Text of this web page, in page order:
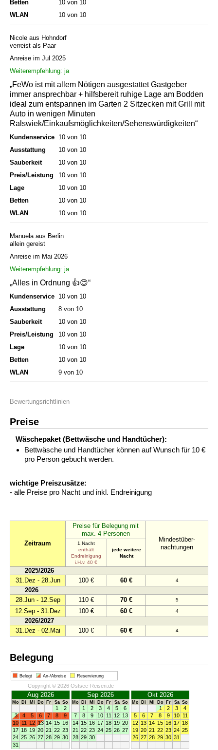
Betten
10 von 10
WLAN
10 von 10
Nicole aus Hohndorf
verreist als Paar
Anreise im Jul 2025
Weiterempfehlung: ja
„FeWo ist mit allem Nötigen ausgestattet Gastgeber
immer ansprechbar + hilfsbereit ruhige Lage am Bodden
ideal zum entspannen im Garten 2 Sitzecken mit Grill mit
Auto in wenigen Minuten
Ralswiek/Einkaufsmöglichkeiten/Sehenswürdigkeiten“
Kundenservice 10 von 10
Ausstattung
10 von 10
Sauberkeit
10 von 10
Preis/Leistung
10 von 10
Lage
10 von 10
Betten
10 von 10
WLAN
10 von 10
Manuela aus Berlin
allein gereist
Anreise im Mai 2026
Weiterempfehlung: ja
„Alles in Ordnung 👍😊“
Kundenservice 10 von 10
Ausstattung
8 von 10
Sauberkeit
10 von 10
Preis/Leistung
10 von 10
Lage
10 von 10
Betten
10 von 10
WLAN
9 von 10
Bewertungsrichtlinien
Preise
Wäschepaket (Bettwäsche und Handtücher):
Bettwäsche und Handtücher können auf Wunsch für 10 €
pro Person gebucht werden.
wichtige Preiszusätze:
- alle Preise pro Nacht und inkl. Endreinigung
Zeitraum
Preise für Belegung mit
max. 4 Personen
Mindestüber-
nachtungen
1.Nacht
enthält
Endreinigung
i.H.v. 40 €
jede weitere
Nacht
2025/2026
31.Dez - 28.Jun
100 € 60 € 4
2026
28.Jun - 12.Sep
110 € 70 € 5
12.Sep - 31.Dez 100 € 60 € 4
2026/2027
31.Dez - 02.Mai
100 € 60 € 4
Belegung
Belegt An-/Abreise Reservierung
Copyright © 2026 Ostsee-Reisen.de
Aug 2026
Mo Di Mi Do Fr Sa So
1
2
3
4 5 6 7 8
9
10 11 12 13 14 15 16
17 18 19 20 21 22 23
24 25 26 27 28 29 30
31
Sep 2026
Mo Di Mi Do Fr Sa So
1 2 3 4 5
6
7
8 9 10 11 12 13
14 15 16 17 18 19 20
21 22 23 24 25 26 27
28 29 30
Okt 2026
Mo Di Mi Do Fr Sa So
1 2 3
4
5
6 7 8 9 10 11
12 13 14 15 16 17 18
19 20 21 22 23 24 25
26 27 28 29 30 31